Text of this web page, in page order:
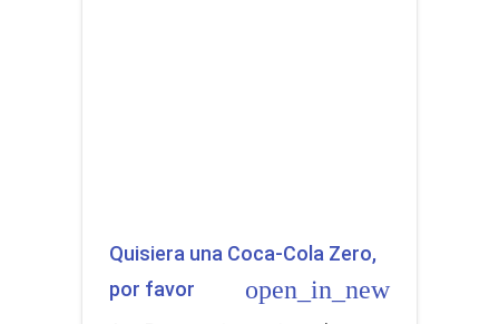
Quisiera una Coca-Cola Zero,
por favor
open_in_new